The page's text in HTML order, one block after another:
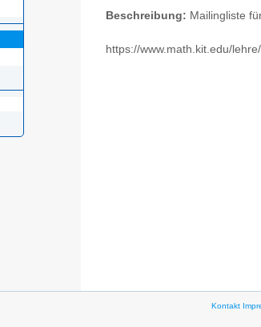
Beschreibung: Mailingliste
https://www.math.kit.edu/
Kontakt